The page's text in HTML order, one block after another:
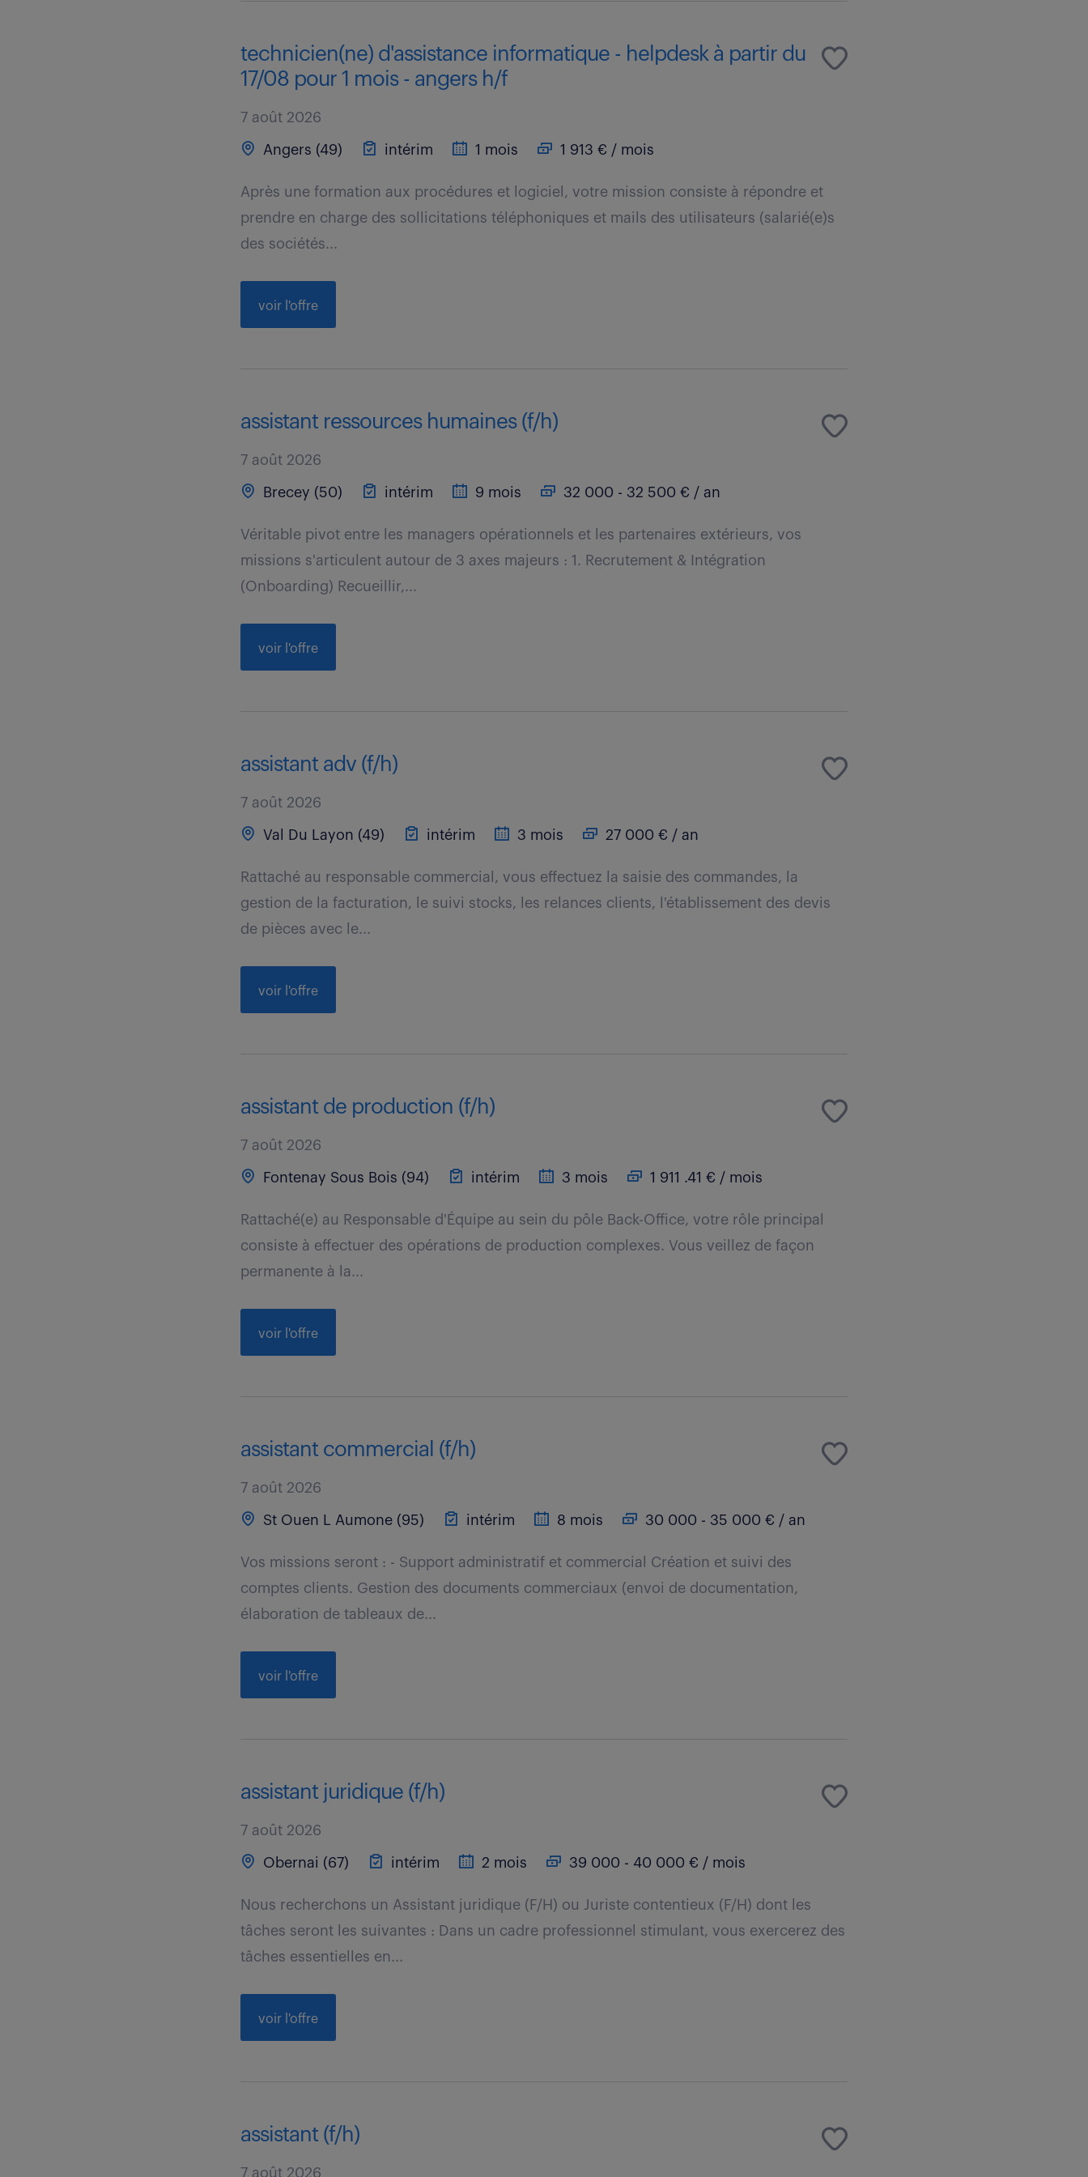
technicien(ne) d'assistance informatique - helpdesk à partir du
17/08 pour 1 mois - angers h/f
7 août 2026
Angers (49) intérim 1 mois 1 913 € / mois
Après une formation aux procédures et logiciel, votre mission consiste à répondre et
prendre en charge des sollicitations téléphoniques et mails des utilisateurs (salarié(e)s
des sociétés...
voir l'offre
assistant ressources humaines (f/h)
7 août 2026
Brecey (50) intérim 9 mois 32 000 - 32 500 € / an
Véritable pivot entre les managers opérationnels et les partenaires extérieurs, vos
missions s'articulent autour de 3 axes majeurs : 1. Recrutement & Intégration
(Onboarding) Recueillir,...
voir l'offre
assistant adv (f/h)
7 août 2026
Val Du Layon (49) intérim 3 mois 27 000 € / an
Rattaché au responsable commercial, vous effectuez la saisie des commandes, la
gestion de la facturation, le suivi stocks, les relances clients, l'établissement des devis
de pièces avec le...
voir l'offre
assistant de production (f/h)
7 août 2026
Fontenay Sous Bois (94) intérim 3 mois 1 911 .41 € / mois
Rattaché(e) au Responsable d'Équipe au sein du pôle Back-Office, votre rôle principal
consiste à effectuer des opérations de production complexes. Vous veillez de façon
permanente à la...
voir l'offre
assistant commercial (f/h)
7 août 2026
St Ouen L Aumone (95) intérim 8 mois 30 000 - 35 000 € / an
Vos missions seront : - Support administratif et commercial Création et suivi des
comptes clients. Gestion des documents commerciaux (envoi de documentation,
élaboration de tableaux de...
voir l'offre
assistant juridique (f/h)
7 août 2026
Obernai (67) intérim 2 mois 39 000 - 40 000 € / mois
Nous recherchons un Assistant juridique (F/H) ou Juriste contentieux (F/H) dont les
tâches seront les suivantes : Dans un cadre professionnel stimulant, vous exercerez des
tâches essentielles en...
voir l'offre
assistant (f/h)
7 août 2026